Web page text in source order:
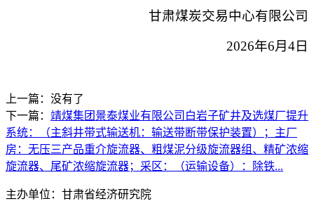
甘肃煤炭交易中心有限公司
2026年6月4日
上一篇：没有了
下一篇： 靖煤集团景泰煤业有限公司白岩子矿井及选煤厂提升
系统：（主斜井带式输送机：输送带断带保护装置）；主厂
房：无压三产品重介旋流器、粗煤泥分级旋流器组、精矿浓缩
旋流器、尾矿浓缩旋流器；采区：（运输设备）：除铁...
主办单位：甘肃省经济研究院